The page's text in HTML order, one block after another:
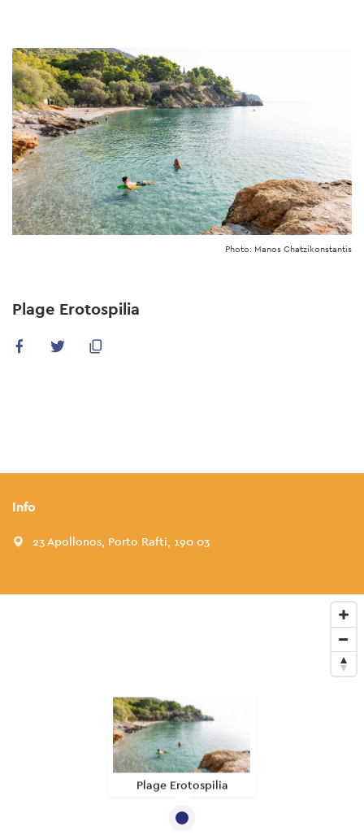
to
main
content
Photo: Manos Chatzikonstantis
Plage Erotospilia
Info
23 Apollonos, Porto Rafti, 190 03
Plage Erotospilia